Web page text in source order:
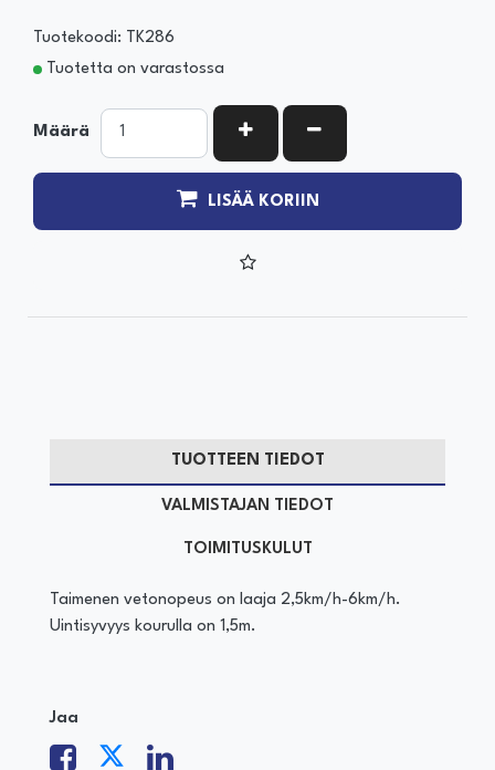
Tuotekoodi: TK286
Tuotetta on varastossa
Määrä KASVATA MÄÄRÄÄ
VÄHENNÄ MÄÄRÄÄ
LISÄÄ KORIIN
TUOTTEEN TIEDOT
VALMISTAJAN TIEDOT
TOIMITUSKULUT
Taimenen vetonopeus on laaja 2,5km/h-6km/h.
Uintisyvyys kourulla on 1,5m.
Jaa